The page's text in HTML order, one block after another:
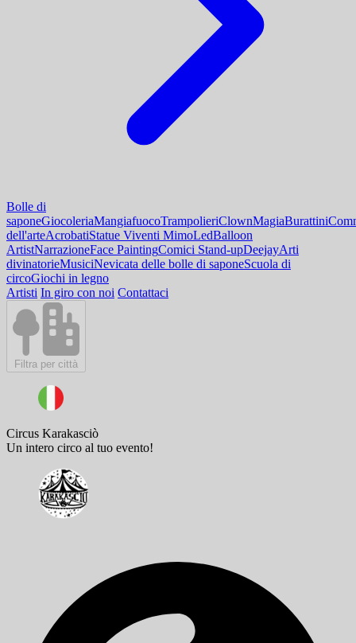
Bolle di
saponeGiocoleriaMangiafuocoTrampolieriClownMagiaBurattini
dell'arteAcrobatiStatue Viventi MimoLedBalloon
ArtistNarrazioneFace PaintingComici Stand-upDeejayArti
divinatorieMusiciNevicata delle bolle di saponeScuola di
circoGiochi in legno
Artisti In giro con noi Contattaci
Filtra per città
Circus Karakasciò
Un intero circo al tuo evento!